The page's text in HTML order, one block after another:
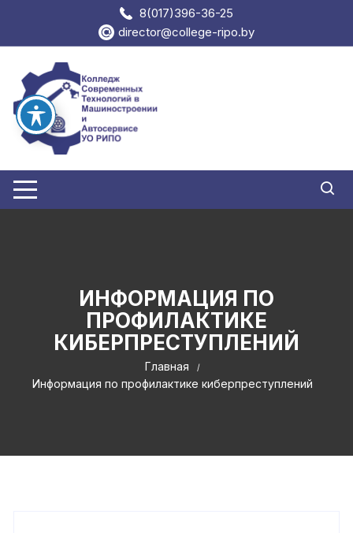
содержимому
8(017)396-36-25
director@college-ripo.by
ИНФОРМАЦИЯ ПО
ПРОФИЛАКТИКЕ
КИБЕРПРЕСТУПЛЕНИЙ
Главная
Информация по профилактике киберпреступлений